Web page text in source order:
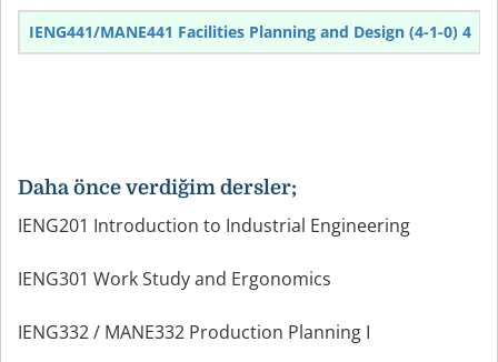
IENG441/MANE441 Facilities Planning and Design (4-1-0) 4
Daha önce verdiğim dersler;
IENG201 Introduction to Industrial Engineering
IENG301 Work Study and Ergonomics
IENG332 / MANE332 Production Planning I